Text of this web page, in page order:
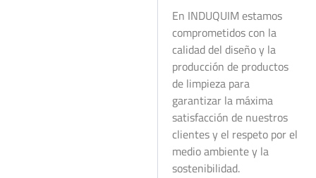
En INDUQUIM estamos
comprometidos con la
calidad del diseño y la
producción de productos
de limpieza para
garantizar la máxima
satisfacción de nuestros
clientes y el respeto por el
medio ambiente y la
sostenibilidad.